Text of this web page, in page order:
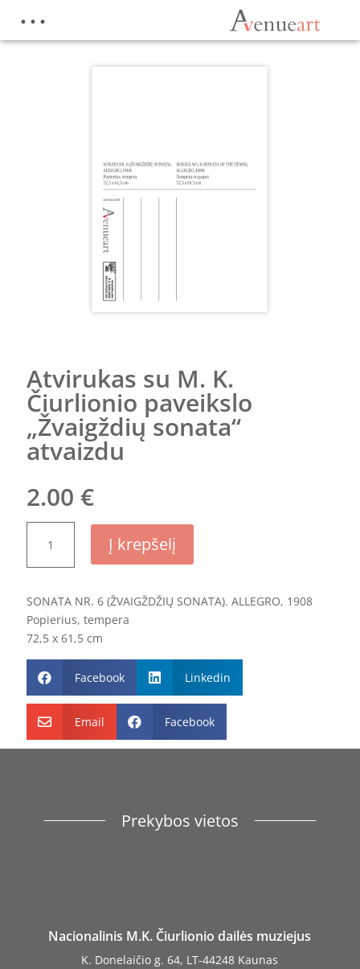
Atvirukas su M. K.
Čiurlionio paveikslo
„Žvaigždių sonata“
atvaizdu
2.00 €
kiekis:
Atvirukas
M.
K.
Čiurlionio
paveikslo
„Žvaigždių
sonata“
atvaizdu
Į krepšelį
SONATA NR. 6 (ŽVAIGŽDŽIŲ SONATA). ALLEGRO, 1908
Popierius, tempera
72,5 x 61,5 cm
 Facebook  Linkedin
 Email  Facebook
Prekybos vietos
Nacionalinis M.K. Čiurlionio dailės muziejus
K. Donelaičio g. 64, LT-44248 Kaunas